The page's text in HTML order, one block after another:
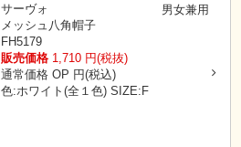
男女兼用
サーヴォ
メッシュ八角帽子
FH5179
販売価格 1,710 円(税抜)
通常価格 OP 円(税込)
色:ホワイト(全１色) SIZE:F